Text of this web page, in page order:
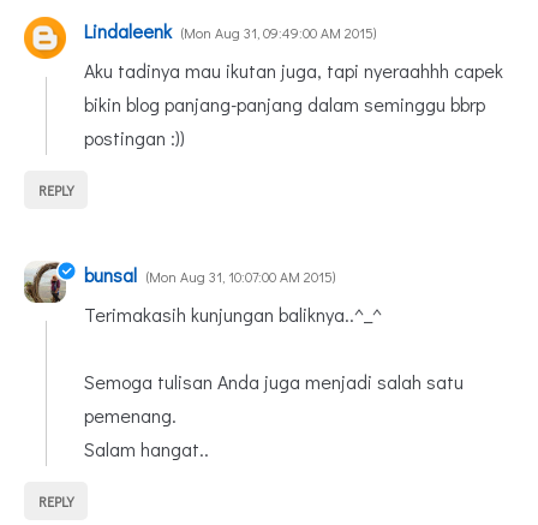
Lindaleenk Mon Aug 31, 09:49:00 AM 2015
Aku tadinya mau ikutan juga, tapi nyeraahhh capek
bikin blog panjang-panjang dalam seminggu bbrp
postingan :))
REPLY
bunsal Mon Aug 31, 10:07:00 AM 2015
Terimakasih kunjungan baliknya..^_^
Semoga tulisan Anda juga menjadi salah satu
pemenang.
Salam hangat..
REPLY